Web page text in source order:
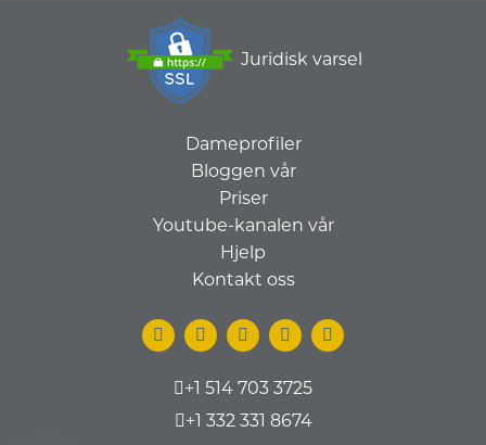
Juridisk varsel
Dameprofiler
Bloggen vår
Priser
Youtube-kanalen vår
Hjelp
Kontakt oss
+1 514 703 3725
+1 332 331 8674